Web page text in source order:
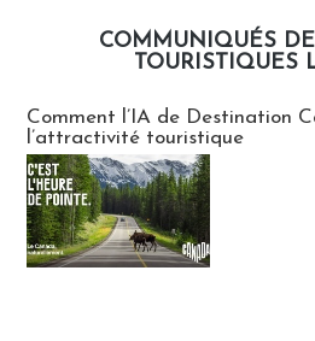
COMMUNIQUÉS
TOURISTIQUES
Comment l’IA de Destination
l’attractivité touristique